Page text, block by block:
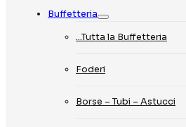
Buffetteria
…Tutta la Buffetteria
Foderi
Borse – Tubi – Astucci